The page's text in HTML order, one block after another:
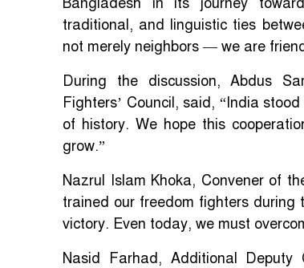
traditional, and linguistic ties
not merely neighbors — we are
During the discussion, Abdus
Fighters’ Council, said, “India
of history. We hope this
grow.”
Nazrul Islam Khoka, Convener of
trained our freedom fighters
victory. Even today, we must
Nasid Farhad, Additional Deputy